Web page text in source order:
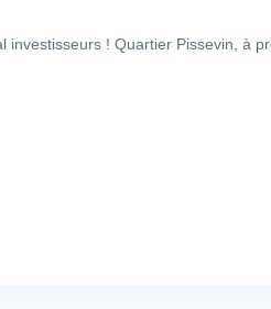
investisseurs ! Quartier Pissevin, à